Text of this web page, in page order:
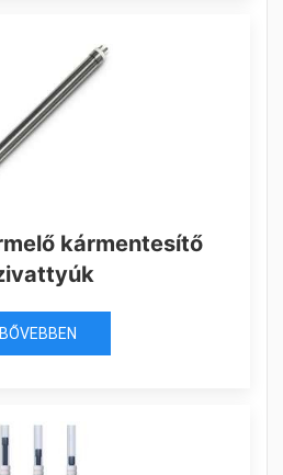
kármentesítő
BŐVEBBEN